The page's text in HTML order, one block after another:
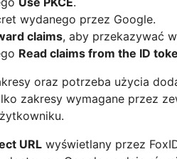
wydanego przez Google.
claims, aby przekazywać
Read claims from the ID
oraz potrzeba użycia
zakresy wymagane przez
URL wyświetlany przez